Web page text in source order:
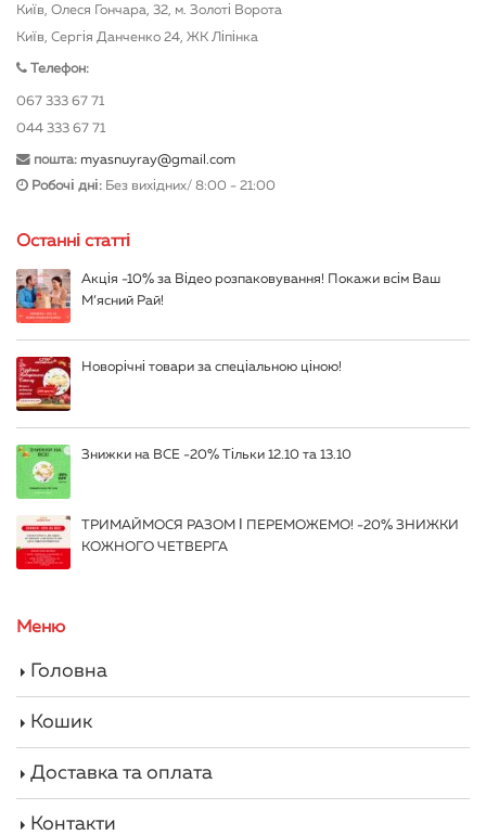
Київ, Олеся Гончара, 32, м. Золоті Ворота
Київ, Сергія Данченко 24, ЖК Ліпінка
Телефон:
067 333 67 71
044 333 67 71
пошта: myasnuyray@gmail.com
Робочі дні: Без вихідних/ 8:00 - 21:00
Останні статті
Акція -10% за Відео розпаковування! Покажи всім Ваш
М’ясний Рай!
Новорічні товари за спеціальною ціною!
Знижки на ВСЕ -20% Тільки 12.10 та 13.10
ТРИМАЙМОСЯ РАЗОМ І ПЕРЕМОЖЕМО! -20% ЗНИЖКИ
КОЖНОГО ЧЕТВЕРГА
Меню
Головна
Кошик
Доставка та оплата
Контакти